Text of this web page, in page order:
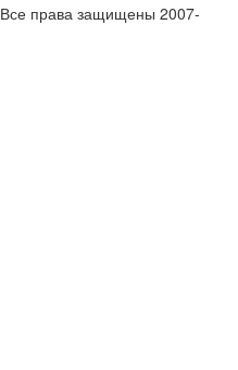
Все права защищены 2007-